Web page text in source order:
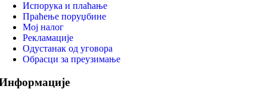
Испорука и плаћање
Праћење поруџбине
Мој налог
Рекламације
Одустанак од уговора
Обрасци за преузимање